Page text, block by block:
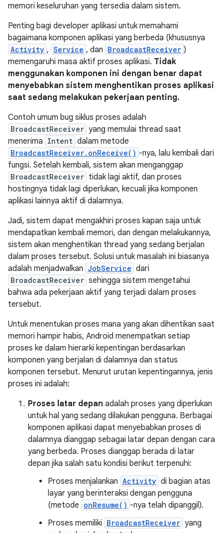
memori keseluruhan yang tersedia dalam sistem.
Penting bagi developer aplikasi untuk memahami
bagaimana komponen aplikasi yang berbeda (khususnya
Activity , Service , dan BroadcastReceiver )
memengaruhi masa aktif proses aplikasi. Tidak
menggunakan komponen ini dengan benar dapat
menyebabkan sistem menghentikan proses aplikasi
saat sedang melakukan pekerjaan penting.
Contoh umum bug siklus proses adalah
BroadcastReceiver yang memulai thread saat
menerima Intent dalam metode
BroadcastReceiver.onReceive() -nya, lalu kembali dari
fungsi. Setelah kembali, sistem akan menganggap
BroadcastReceiver tidak lagi aktif, dan proses
hostingnya tidak lagi diperlukan, kecuali jika komponen
aplikasi lainnya aktif di dalamnya.
Jadi, sistem dapat mengakhiri proses kapan saja untuk
mendapatkan kembali memori, dan dengan melakukannya,
sistem akan menghentikan thread yang sedang berjalan
dalam proses tersebut. Solusi untuk masalah ini biasanya
adalah menjadwalkan JobService dari
BroadcastReceiver sehingga sistem mengetahui
bahwa ada pekerjaan aktif yang terjadi dalam proses
tersebut.
Untuk menentukan proses mana yang akan dihentikan saat
memori hampir habis, Android menempatkan setiap
proses ke dalam hierarki kepentingan berdasarkan
komponen yang berjalan di dalamnya dan status
komponen tersebut. Menurut urutan kepentingannya, jenis
proses ini adalah:
Proses latar depan adalah proses yang diperlukan
untuk hal yang sedang dilakukan pengguna. Berbagai
komponen aplikasi dapat menyebabkan proses di
dalamnya dianggap sebagai latar depan dengan cara
yang berbeda. Proses dianggap berada di latar
depan jika salah satu kondisi berikut terpenuhi:
Proses menjalankan Activity di bagian atas
layar yang berinteraksi dengan pengguna
(metode onResume() -nya telah dipanggil).
Proses memiliki BroadcastReceiver yang